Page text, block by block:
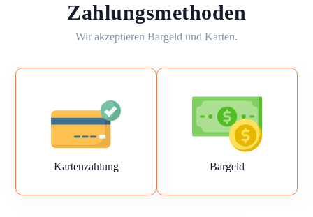
Zahlungsmethoden
Wir akzeptieren Bargeld und Karten.
Kartenzahlung Bargeld